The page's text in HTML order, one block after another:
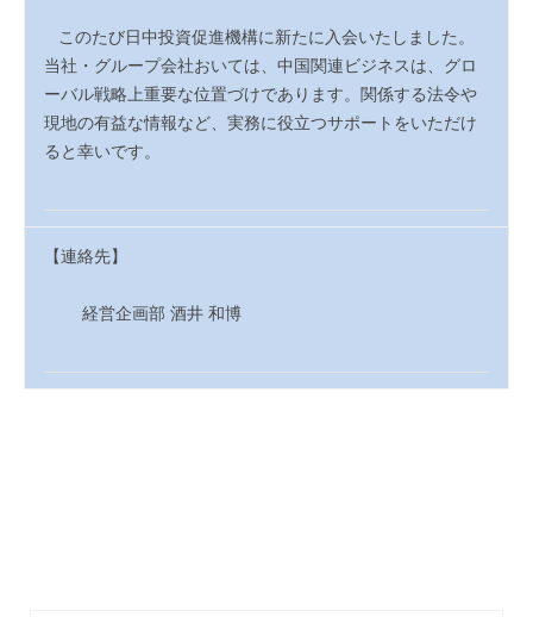
このたび日中投資促進機構に新たに入会いたしました。
当社・グループ会社おいては、中国関連ビジネスは、グロ
ーバル戦略上重要な位置づけであります。 関係する法令や
現地の有益な情報など、実務に役立つサポートをいただけ
ると幸いです。
【連絡先】
経営企画部 酒井 和博